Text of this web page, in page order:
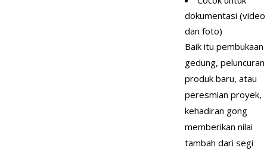
dokumentasi (video
dan foto)
Baik itu pembukaan
gedung, peluncuran
produk baru, atau
peresmian proyek,
kehadiran gong
memberikan nilai
tambah dari segi